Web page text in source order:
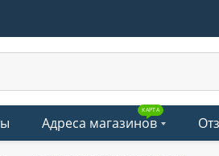
КАРТА
Адреса магазинов